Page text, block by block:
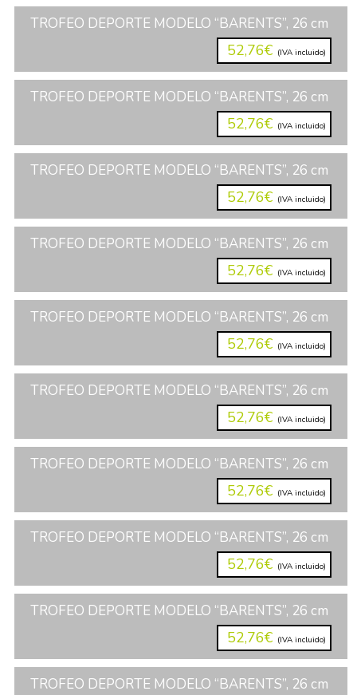
TROFEO DEPORTE MODELO “BARENTS”, 26 cm
52,76€ (IVA incluido)
TROFEO DEPORTE MODELO “BARENTS”, 26 cm
52,76€ (IVA incluido)
TROFEO DEPORTE MODELO “BARENTS”, 26 cm
52,76€ (IVA incluido)
TROFEO DEPORTE MODELO “BARENTS”, 26 cm
52,76€ (IVA incluido)
TROFEO DEPORTE MODELO “BARENTS”, 26 cm
52,76€ (IVA incluido)
TROFEO DEPORTE MODELO “BARENTS”, 26 cm
52,76€ (IVA incluido)
TROFEO DEPORTE MODELO “BARENTS”, 26 cm
52,76€ (IVA incluido)
TROFEO DEPORTE MODELO “BARENTS”, 26 cm
52,76€ (IVA incluido)
TROFEO DEPORTE MODELO “BARENTS”, 26 cm
52,76€ (IVA incluido)
TROFEO DEPORTE MODELO “BARENTS”, 26 cm